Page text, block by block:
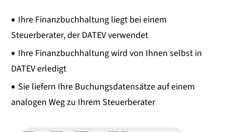
Ihre Finanzbuchhaltung liegt bei einem
Steuerberater, der DATEV verwendet
Ihre Finanzbuchhaltung wird von Ihnen selbst in
DATEV erledigt
Sie liefern Ihre Buchungsdatensätze auf einem
analogen Weg zu Ihrem Steuerberater